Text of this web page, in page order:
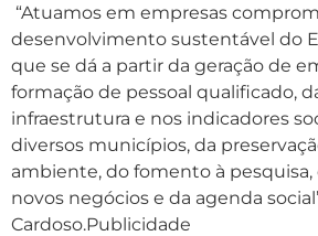
“Atuamos em empresas
desenvolvimento sustentável do
que se dá a partir da geração de
formação de pessoal qualificado,
infraestrutura e nos indicadores
diversos municípios, da
ambiente, do fomento à pesquisa,
novos negócios e da agenda
Cardoso.Publicidade